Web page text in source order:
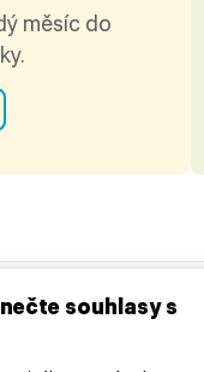
souhlasy s
měsíc do